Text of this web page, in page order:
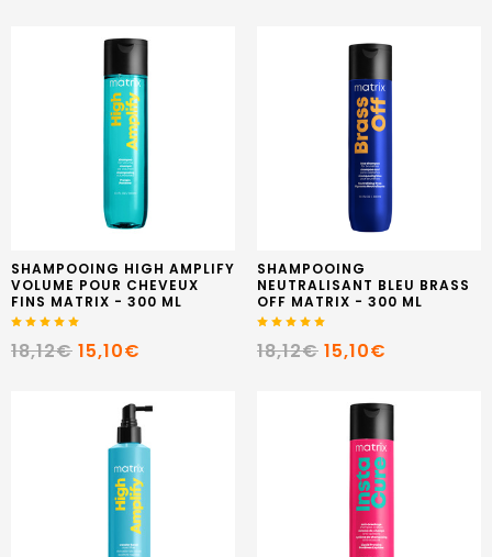
SHAMPOOING HIGH AMPLIFY
VOLUME POUR CHEVEUX
FINS MATRIX - 300 ML
18,12€ 15,10€
SHAMPOOING
NEUTRALISANT BLEU BRASS
OFF MATRIX - 300 ML
18,12€ 15,10€